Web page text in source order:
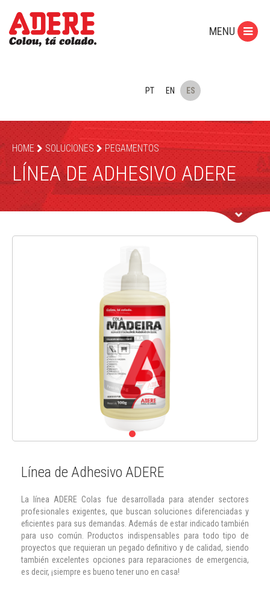
PT EN ES
MENU
HOME SOLUCIONES PEGAMENTOS
LÍNEA DE ADHESIVO ADERE
Línea de Adhesivo ADERE
La línea ADERE Colas fue desarrollada para atender sectores
profesionales exigentes, que buscan soluciones diferenciadas y
eficientes para sus demandas. Además de estar indicado también
para uso común. Productos indispensables para todo tipo de
proyectos que requieran un pegado definitivo y de calidad, siendo
también excelentes opciones para reparaciones de emergencia,
es decir, ¡siempre es bueno tener uno en casa!